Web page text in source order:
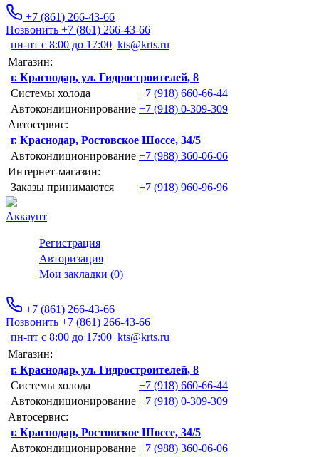
+7 (861) 266-43-66
Позвонить +7 (861) 266-43-66
пн-пт с 8:00 до 17:00 kts@krts.ru
Магазин:
г. Краснодар, ул. Гидростроителей, 8
Системы холода
+7 (918) 660-66-44
Автокондиционирование +7 (918) 0-309-309
Автосервис:
г. Краснодар, Ростовское Шоссе, 34/5
Автокондиционирование +7 (988) 360-06-06
Интернет-магазин:
Заказы принимаются
+7 (918) 960-96-96
Аккаунт
Регистрация
Авторизация
Мои закладки (0)
+7 (861) 266-43-66
Позвонить +7 (861) 266-43-66
пн-пт с 8:00 до 17:00 kts@krts.ru
Магазин:
г. Краснодар, ул. Гидростроителей, 8
Системы холода
+7 (918) 660-66-44
Автокондиционирование +7 (918) 0-309-309
Автосервис:
г. Краснодар, Ростовское Шоссе, 34/5
Автокондиционирование +7 (988) 360-06-06